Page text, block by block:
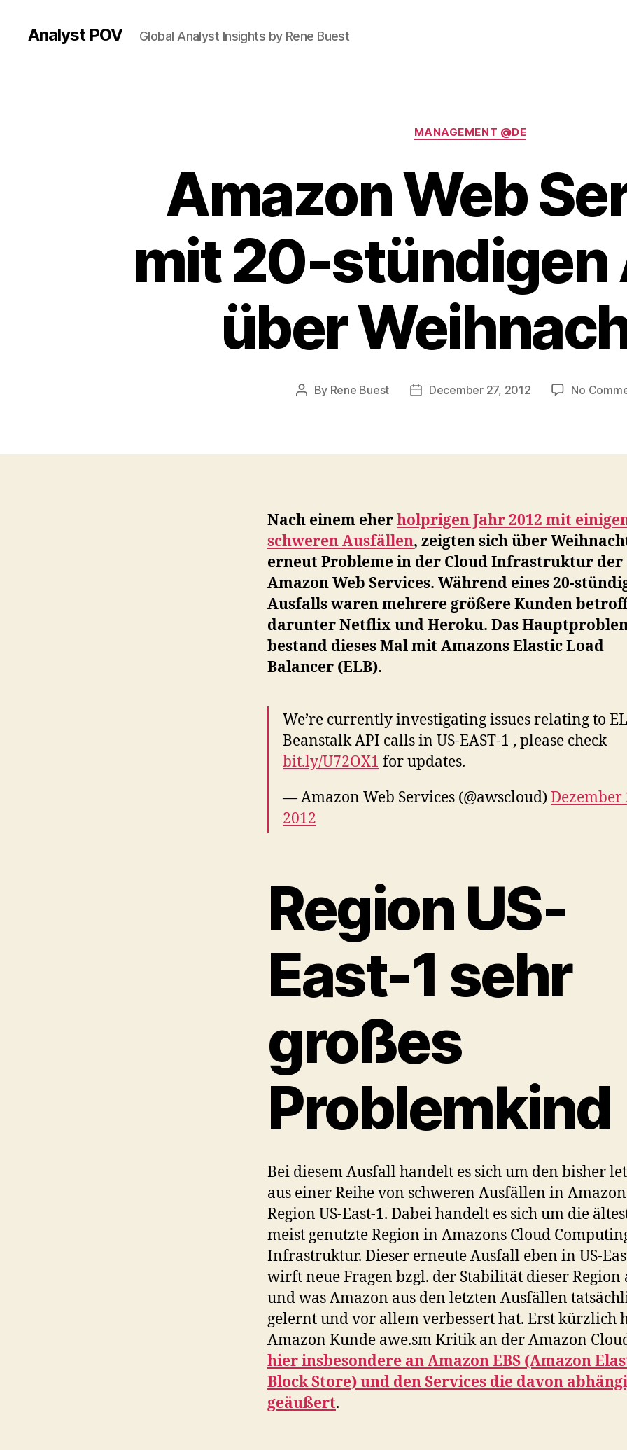
Analyst POV Global Analyst Insights by Rene Buest
Categories
MANAGEMENT @DE
Amazon Web
mit 20-stündigen
über
Post
By Rene Buest
PostDecember 27, 2012 No
Nach einem eherholprigen Jahr 2012 mit
schweren Ausfällen, zeigten sich über
erneut Probleme in der Cloud Infrastruktur der
Amazon Web Services. Während eines 20-
Ausfalls waren mehrere größere Kunden
darunter Netflix und Heroku. Das
bestand dieses Mal mit Amazons Elastic Load
Balancer (ELB).
We’re currently investigating issues relating to
Beanstalk API calls in US-EAST-1 , please check
bit.ly/U72OX1 for updates.
— Amazon Web Services (@awscloud) Dezember
2012
Region US-
East-1 sehr
großes
Problemkind
Bei diesem Ausfall handelt es sich um den bisher
aus einer Reihe von schweren Ausfällen in
Region US-East-1. Dabei handelt es sich um die
meist genutzte Region in Amazons Cloud
Infrastruktur. Dieser erneute Ausfall eben in US-
wirft neue Fragen bzgl. der Stabilität dieser Region
und was Amazon aus den letzten Ausfällen
gelernt und vor allem verbessert hat. Erst kürzlich
Amazon Kunde awe.sm Kritik an der Amazon
hier insbesondere an Amazon EBS (Amazon
Block Store) und den Services die davon
geäußert.